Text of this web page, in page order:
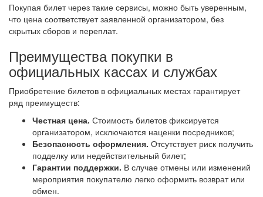
Покупая билет через такие сервисы, можно быть уверенным,
что цена соответствует заявленной организатором, без
скрытых сборов и переплат.
Преимущества покупки в
официальных кассах и службах
Приобретение билетов в официальных местах гарантирует
ряд преимуществ:
Честная цена. Стоимость билетов фиксируется
организатором, исключаются наценки посредников;
Безопасность оформления. Отсутствует риск получить
подделку или недействительный билет;
Гарантии поддержки. В случае отмены или изменений
мероприятия покупателю легко оформить возврат или
обмен.